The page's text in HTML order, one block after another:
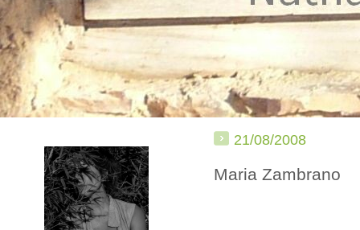
21/08/2008
Maria Zambrano